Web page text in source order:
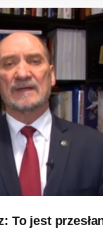
To jest